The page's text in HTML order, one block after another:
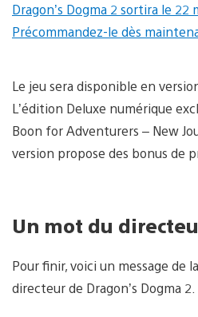
Dragon’s Dogma 2 sortira le 22
Précommandez-le dès
Le jeu sera disponible en
L’édition Deluxe numérique
Boon for Adventurers – New
version propose des bonus de
Un mot du
Pour finir, voici un message de
directeur de Dragon’s Dogma 2.